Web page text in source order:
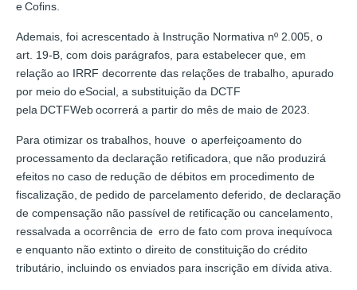
e Cofins.
Ademais, foi acrescentado à Instrução Normativa nº 2.005, o
art. 19-B, com dois parágrafos, para estabelecer que, em
relação ao IRRF decorrente das relações de trabalho, apurado
por meio do eSocial, a substituição da DCTF
pela DCTFWeb ocorrerá a partir do mês de maio de 2023.
Para otimizar os trabalhos, houve o aperfeiçoamento do
processamento da declaração retificadora, que não produzirá
efeitos no caso de redução de débitos em procedimento de
fiscalização, de pedido de parcelamento deferido, de declaração
de compensação não passível de retificação ou cancelamento,
ressalvada a ocorrência de erro de fato com prova inequívoca
e enquanto não extinto o direito de constituição do crédito
tributário, incluindo os enviados para inscrição em dívida ativa.